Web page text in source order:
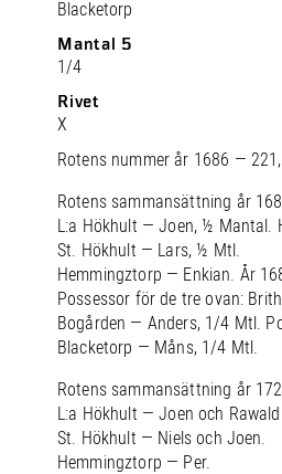
Blacketorp
Mantal 5
1/4
Rivet
X
Rotens nummer år 1686 —
Rotens sammansättning år
L:a Hökhult — Joen, ½ Mantal.
St. Hökhult — Lars, ½ Mtl.
Hemmingztorp — Enkian. År
Possessor för de tre ovan:
Bogården — Anders, 1/4 Mtl.
Blacketorp — Måns, 1/4 Mtl.
Rotens sammansättning år
L:a Hökhult — Joen och
St. Hökhult — Niels och Joen.
Hemmingztorp — Per.